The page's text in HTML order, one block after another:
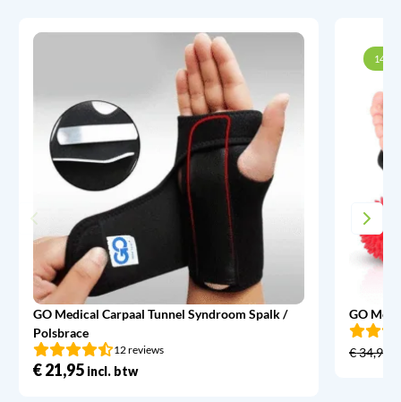
GO Medical Carpaal Tunnel Syndroom Spalk /
Polsbrace
12 reviews
€21,95 incl. btw
14%
GO
€34,95